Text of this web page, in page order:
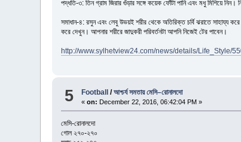
পদ্ধতি-৩: তিন গ্রাম জিরার গুঁড়ার সঙ্গে কয়েক ফোঁটা পানি এবং মধু মিশিয়ে
সমাধান-৪: রসুন এবং লেবু উভয়ই শরীর থেকে অতিরিক্ত চর্বি ঝরাতে সাহায্য
করে দেখুন। আপনার শরীরে জাদুকরী পরিবর্তনটা আপনি নিজেই টের পাবেন।
http://www.sylhetview24.com/news/details/Life_Style/
5 Football /আশ্চর্য সমতায় মেসি–রোনালদো
«on: December 22, 2016, 06:42:04 PM »
মেসি-রোনালদো
গোল ২৭০-২৭০